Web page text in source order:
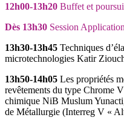
12h00-13h20 Buffet et
Dès 13h30 Session
13h30-13h45 Techniques
microtechnologies Katir
13h50-14h05 Les propriétés
revêtements du type Chrome
chimique NiB Muslum
de Métallurgie (Interreg V «